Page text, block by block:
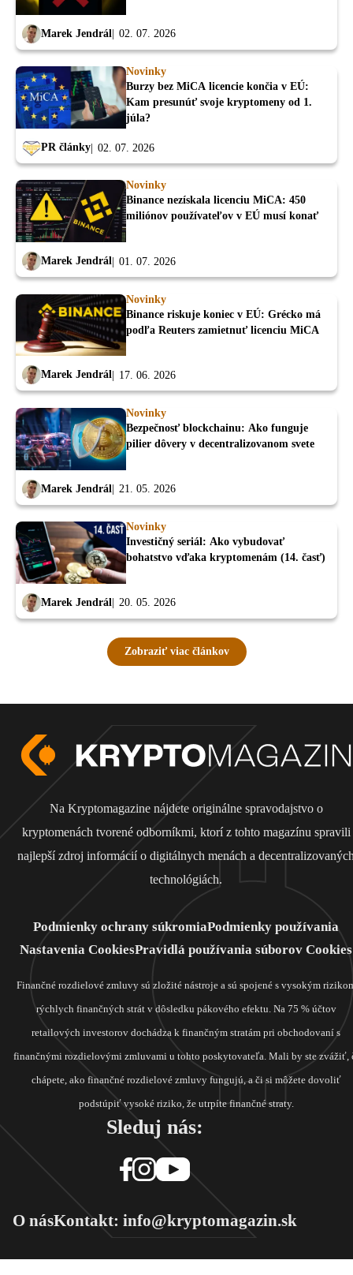
Marek Jendrál 02. 07. 2026
Novinky
Burzy bez MiCA licencie končia v EÚ:
Kam presunúť svoje kryptomeny od 1.
júla?
PR články 02. 07. 2026
Novinky
Binance nezískala licenciu MiCA: 450
miliónov používateľov v EÚ musí konať
Marek Jendrál 01. 07. 2026
Novinky
Binance riskuje koniec v EÚ: Grécko má
podľa Reuters zamietnuť licenciu MiCA
Marek Jendrál 17. 06. 2026
Novinky
Bezpečnosť blockchainu: Ako funguje
pilier dôvery v decentralizovanom svete
Marek Jendrál 21. 05. 2026
Novinky
Investičný seriál: Ako vybudovať
bohatstvo vďaka kryptomenám (14. časť)
Marek Jendrál 20. 05. 2026
Zobraziť viac článkov
Na Kryptomagazine nájdete originálne spravodajstvo o
kryptomenách tvorené odborníkmi, ktorí z tohto magazínu spravili
najlepší zdroj informácií o digitálnych menách a
technológiách.
Podmienky ochrany súkromiaPodmienky používania
Nastavenia CookiesPravidlá používania súborov Cookies
Finančné rozdielové zmluvy sú zložité nástroje a sú spojené s vysokým
rýchlych finančných strát v dôsledku pákového efektu. Na 75 % účtov
retailových investorov dochádza k finančným stratám pri obchodovaní s
finančnými rozdielovými zmluvami u tohto poskytovateľa. Mali by ste zvážiť,
chápete, ako finančné rozdielové zmluvy fungujú, a či si môžete dovoliť
podstúpiť vysoké riziko, že utrpíte finančné straty.
Sleduj nás:
O násKontakt: info@kryptomagazin.sk